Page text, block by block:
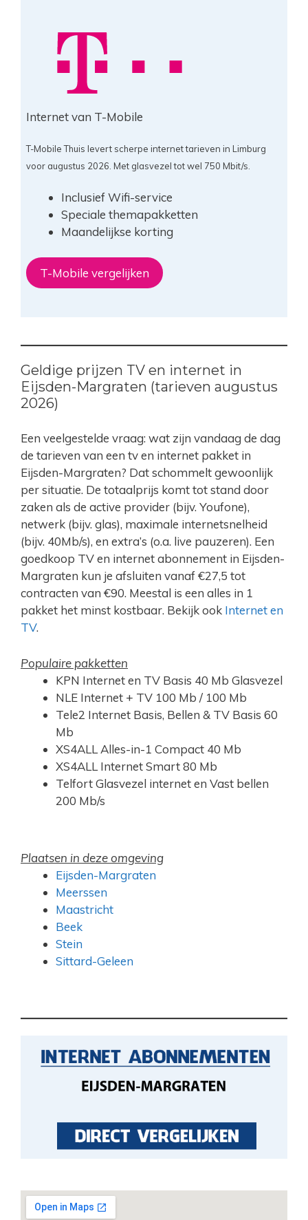
Internet van T-Mobile
T-Mobile Thuis levert scherpe internet tarieven in Limburg
voor augustus 2026. Met glasvezel tot wel 750 Mbit/s.
Inclusief Wifi-service
Speciale themapakketten
Maandelijkse korting
T-Mobile vergelijken
Geldige prijzen TV en internet in
Eijsden-Margraten (tarieven augustus
2026)
Een veelgestelde vraag: wat zijn vandaag de dag
de tarieven van een tv en internet pakket in
Eijsden-Margraten? Dat schommelt gewoonlijk
per situatie. De totaalprijs komt tot stand door
zaken als de active provider (bijv. Youfone),
netwerk (bijv. glas), maximale internetsnelheid
(bijv. 40Mb/s), en extra’s (o.a. live pauzeren). Een
goedkoop TV en internet abonnement in Eijsden-
Margraten kun je afsluiten vanaf €27,5 tot
contracten van €90. Meestal is een alles in 1
pakket het minst kostbaar. Bekijk ook Internet en
TV.
Populaire pakketten
KPN Internet en TV Basis 40 Mb Glasvezel
NLE Internet + TV 100 Mb / 100 Mb
Tele2 Internet Basis, Bellen & TV Basis 60
Mb
XS4ALL Alles-in-1 Compact 40 Mb
XS4ALL Internet Smart 80 Mb
Telfort Glasvezel internet en Vast bellen
200 Mb/s
Plaatsen in deze omgeving
Eijsden-Margraten
Meerssen
Maastricht
Beek
Stein
Sittard-Geleen